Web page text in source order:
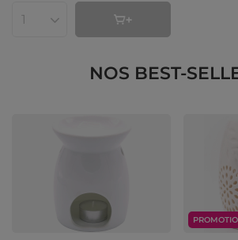
Quantité de produits
NOS BEST-